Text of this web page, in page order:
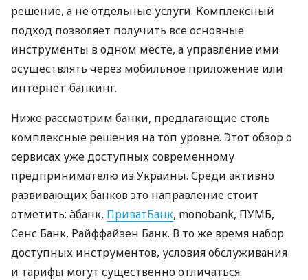
решение, а не отдельные услуги. Комплексный
подход позволяет получить все основные
инструменты в одном месте, а управление ими
осуществлять через мобильное приложение или
интернет-банкинг.
Ниже рассмотрим банки, предлагающие столь
комплексные решения на топ уровне. Этот обзор о
сервисах уже доступных современному
предпринимателю из Украины. Среди активно
развивающих банков это направление стоит
отметить: àбанк, ПриватБанк, monobank, ПУМБ,
Сенс Банк, Райффайзен Банк. В то же время набор
доступных инструментов, условия обслуживания
и тарифы могут существенно отличаться.